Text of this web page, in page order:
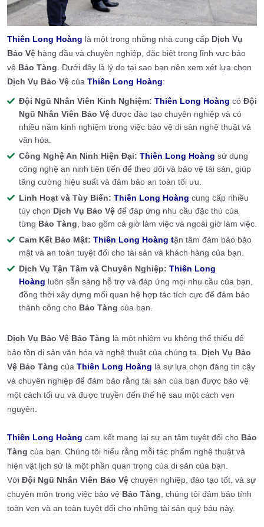
Thiên Long Hoàng là một trong những nhà cung cấp Dịch Vụ
Bảo Vệ hàng đầu và chuyên nghiệp, đặc biệt trong lĩnh vực bảo
vệ Bảo Tàng . Dưới đây là lý do tại sao bạn nên xem xét lựa chọn
Dịch Vụ Bảo Vệ của Thiên Long Hoàng:
Đội Ngũ Nhân Viên Kinh Nghiệm: Thiên Long Hoàng có Đội
Ngũ Nhân Viên Bảo Vệ được đào tạo chuyên nghiệp và có
nhiều năm kinh nghiệm trong việc bảo vệ di sản nghệ thuật và
văn hóa.
Công Nghệ An Ninh Hiện Đại: Thiên Long Hoàng sử dụng
công nghệ an ninh tiên tiến để theo dõi và bảo vệ tài sản, giúp
tăng cường hiệu suất và đảm bảo an toàn tối ưu.
Linh Hoạt và Tùy Biến: Thiên Long Hoàng cung cấp nhiều
tùy chọn Dịch Vụ Bảo Vệ để đáp ứng nhu cầu đặc thù của
từng Bảo Tàng , bao gồm cả giờ làm việc và ngoài giờ làm việc.
Cam Kết Bảo Mật: Thiên Long Hoàng tận tâm đảm bảo bảo
mật và an toàn tuyệt đối cho tài sản và khách hàng của bạn.
Dịch Vụ Tận Tâm và Chuyên Nghiệp: Thiên Long
Hoàng luôn sẵn sàng hỗ trợ và đáp ứng mọi nhu cầu của bạn,
đồng thời xây dựng mối quan hệ hợp tác tích cực để đảm bảo
thành công cho Bảo Tàng của bạn.
Dịch Vụ Bảo Vệ Bảo Tàng là một nhiệm vụ không thể thiếu để
bảo tồn di sản văn hóa và nghệ thuật của chúng ta. Dịch Vụ Bảo
Vệ Bảo Tàng của Thiên Long Hoàng là sự lựa chọn đáng tin cậy
và chuyên nghiệp để đảm bảo rằng tài sản của bạn được bảo vệ
một cách tối ưu và được truyền đến thế hệ sau một cách vẹn
nguyên.
Thiên Long Hoàng cam kết mang lại sự an tâm tuyệt đối cho Bảo
Tàng của bạn. Chúng tôi hiểu rằng mỗi tác phẩm nghệ thuật và
hiện vật lịch sử là một phần quan trọng của di sản của bạn.
Với Đội Ngũ Nhân Viên Bảo Vệ chuyên nghiệp, đào tạo tốt, và sự
chuyên môn trong việc bảo vệ Bảo Tàng , chúng tôi đảm bảo tính
toàn vẹn và an toàn tuyệt đối cho những tài sản quý báu này.